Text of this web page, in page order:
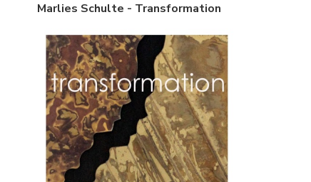
Marlies Schulte - Transformation